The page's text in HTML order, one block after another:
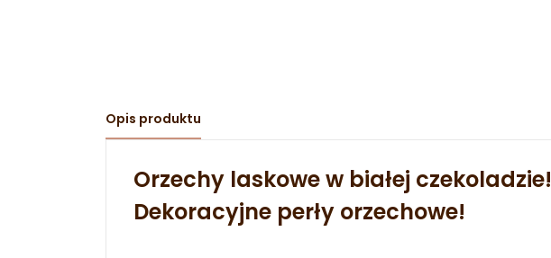
Opis produktu
Orzechy laskowe w białej czekoladzie!
Dekoracyjne perły orzechowe!